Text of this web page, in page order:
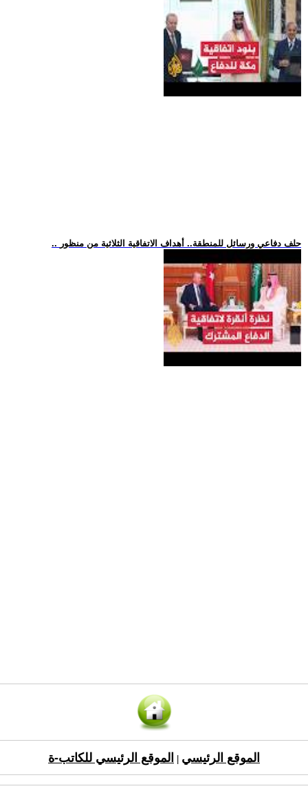
.. حلف دفاعي ورسائل للمنطقة.. أهداف الاتفاقية الثلاثية من منظور
الموقع الرئيسي الموقع الرئيسي للكاتب-ة